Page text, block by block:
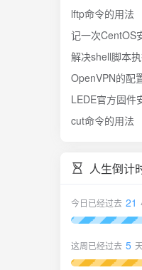
lftp命令的用法
cut命令的用法
人生倒计
今日已经过去 21
这周已经过去 5